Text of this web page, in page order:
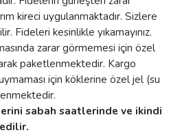
kireci uygulanmaktadır. Sizlere
Fideleri kesinlikle yıkamayınız.
zarar görmemesi için özel
paketlenmektedir. Kargo
için köklerine özel jel (su
sabah saatlerinde ve ikindi